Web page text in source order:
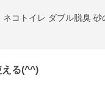
える(^^)